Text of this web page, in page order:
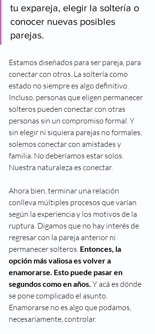
tu expareja, elegir la soltería o
conocer nuevas posibles
parejas.
Estamos diseñados para ser pareja, para
conectar con otros. La soltería como
estado no siempre es algo definitivo.
Incluso, personas que eligen permanecer
solteros pueden conectar con otras
personas sin un compromiso formal. Y
sin elegir ni siquiera parejas no formales,
solemos conectar con amistades y
familia. No deberíamos estar solos.
Nuestra naturaleza es conectar.
Ahora bien, terminar una relación
conlleva múltiples procesos que varían
según la experiencia y los motivos de la
ruptura. Digamos que no hay interés de
regresar con la pareja anterior ni
permanecer solteros. Entonces, la
opción más valiosa es volver a
enamorarse. Esto puede pasar en
segundos como en años. Y acá es dónde
se pone complicado el asunto.
Enamorarse no es algo que podamos,
necesariamente, controlar.